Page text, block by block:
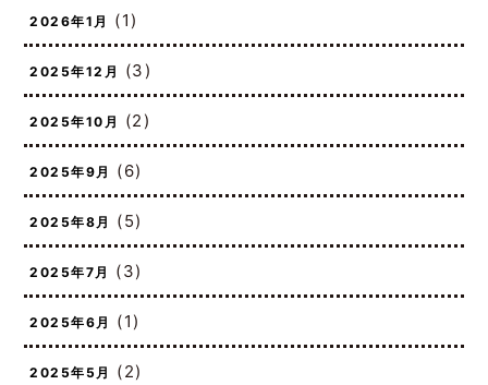
2026年1月(1)
2025年12月 (3)
2025年10月 (2)
2025年9月(6)
2025年8月(5)
2025年7月(3)
2025年6月(1)